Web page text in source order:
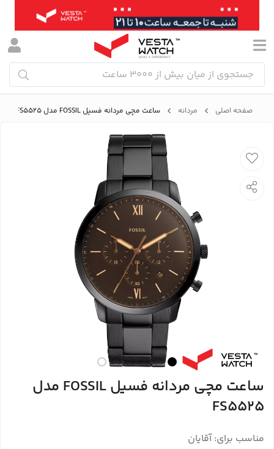
صفحه اصلی مردانه ساعت مچی مردانه فسیل FOSSIL مدل FS5525
ساعت مچی مردانه فسیل FOSSIL مدل
FS5525
مناسب برای: آقایان